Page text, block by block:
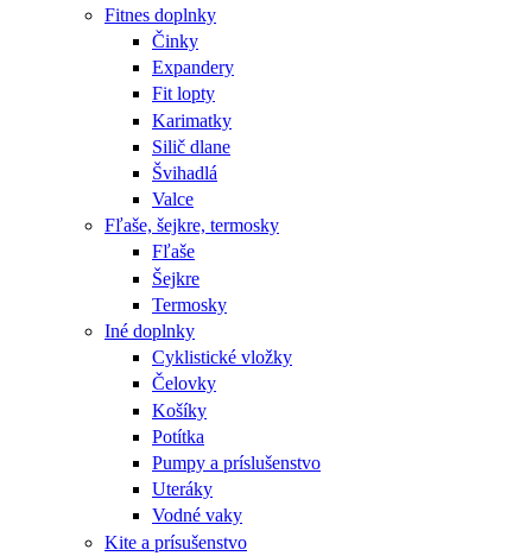
Fitnes doplnky
Činky
Expandery
Fit lopty
Karimatky
Silič dlane
Švihadlá
Valce
Fľaše, šejkre, termosky
Fľaše
Šejkre
Termosky
Iné doplnky
Cyklistické vložky
Čelovky
Košíky
Potítka
Pumpy a príslušenstvo
Uteráky
Vodné vaky
Kite a prísušenstvo